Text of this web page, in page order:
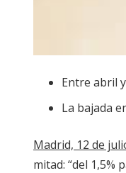
Entre abril
La bajada
Madrid, 12 de
mitad: “del 1,5%